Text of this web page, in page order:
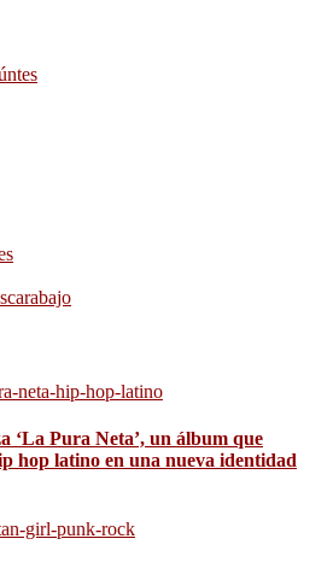
‘La Pura Neta’, un álbum que
hop latino en una nueva identidad